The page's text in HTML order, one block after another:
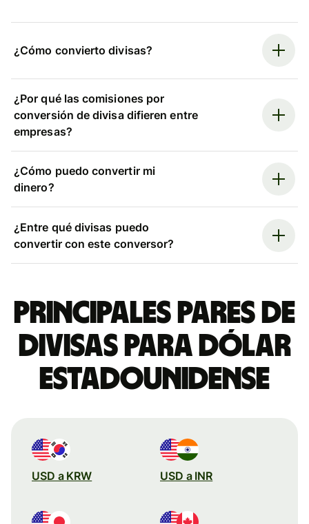
¿Cómo convierto divisas?
¿Por qué las comisiones por
conversión de divisa difieren entre
empresas?
¿Cómo puedo convertir mi
dinero?
¿Entre qué divisas puedo
convertir con este conversor?
Principales pares de
divisas para dólar
estadounidense
USD a KRW USD a INR